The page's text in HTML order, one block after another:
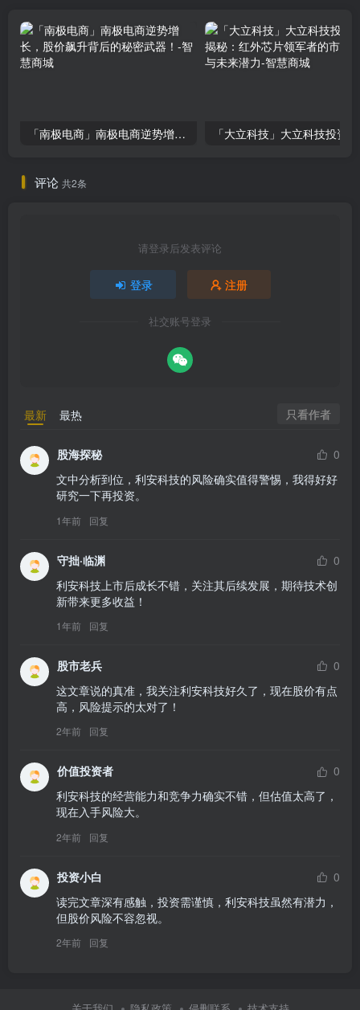
「南极电商」南极电商逆势增长，股价飙升背后的秘密武器！
评论 共2条
请登录后发表评论
登录 注册
社交账号登录
最新 最热 只看作者
股海探秘
0
文中分析到位，利安科技的风险确实值得警惕，我得好好
研究一下再投资。
1年前 回复
守拙·临渊
0
利安科技上市后成长不错，关注其后续发展，期待技术创
新带来更多收益！
1年前 回复
股市老兵
0
这文章说的真准，我关注利安科技好久了，现在股价有点
高，风险提示的太对了！
2年前 回复
价值投资者
0
利安科技的经营能力和竞争力确实不错，但估值太高了，
现在入手风险大。
2年前 回复
投资小白
0
读完文章深有感触，投资需谨慎，利安科技虽然有潜力，
但股价风险不容忽视。
2年前 回复